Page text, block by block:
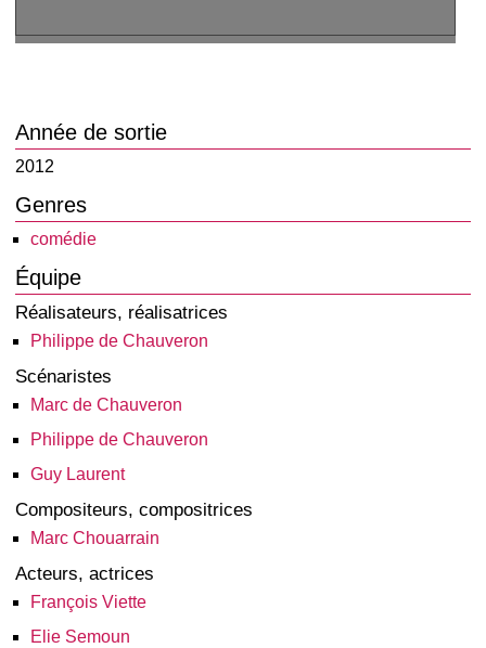
Année de sortie
2012
Genres
comédie
Équipe
Réalisateurs, réalisatrices
Philippe de Chauveron
Scénaristes
Marc de Chauveron
Philippe de Chauveron
Guy Laurent
Compositeurs, compositrices
Marc Chouarrain
Acteurs, actrices
François Viette
Elie Semoun